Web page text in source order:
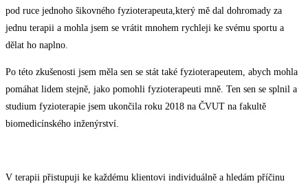
pod ruce jednoho šikovného fyzioterapeuta,který mě dal dohromady za
jednu terapii a mohla jsem se vrátit mnohem rychleji ke svému sportu a
dělat ho naplno.
Po této zkušenosti jsem měla sen se stát také fyzioterapeutem, abych mohla
pomáhat lidem stejně, jako pomohli fyzioterapeuti mně. Ten sen se splnil a
studium fyzioterapie jsem ukončila roku 2018 na ČVUT na fakultě
biomedicínského inženýrství.
V terapii přistupuji ke každému klientovi individuálně a hledám příčinu